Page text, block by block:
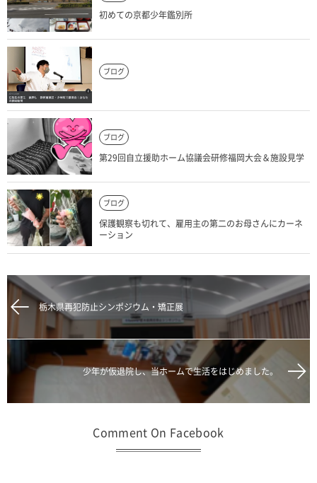
初めての京都少年鑑別所
ブログ
ブログ
第29回自立援助ホーム協議会研修福岡大会＆施設見学
ブログ
保護観察も切れて、雇用主の第二のお母さんにカーネ
ーション
栃木県再犯防止シンポジウム・矯正展
少年が仮退院し、当ホームで生活をはじめました。
Comment On Facebook